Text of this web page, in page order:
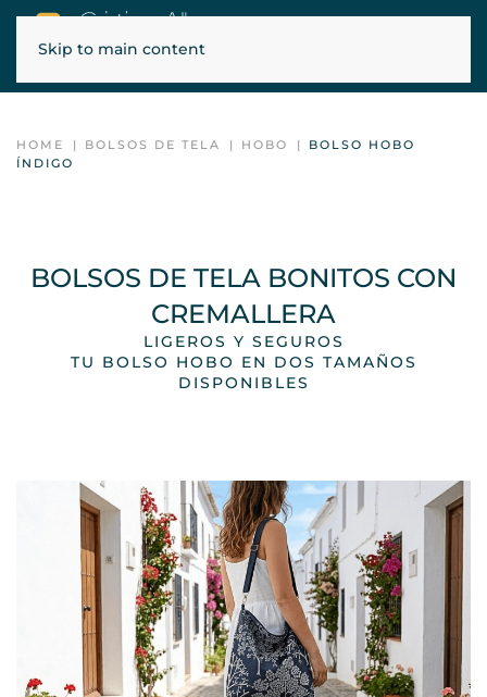
Skip to main content
HOME BOLSOS DE TELA HOBO
BOLSO HOBO
ÍNDIGO
BOLSOS DE TELA BONITOS CON
CREMALLERA
LIGEROS Y SEGUROS
TU BOLSO HOBO EN DOS TAMAÑOS
DISPONIBLES